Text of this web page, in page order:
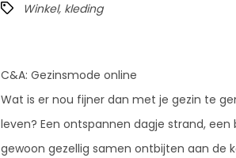
Winkel, kleding
C&A: Gezinsmode online
Wat is er nou fijner dan met je gezin te
leven? Een ontspannen dagje strand,
gewoon gezellig samen ontbijten aan de